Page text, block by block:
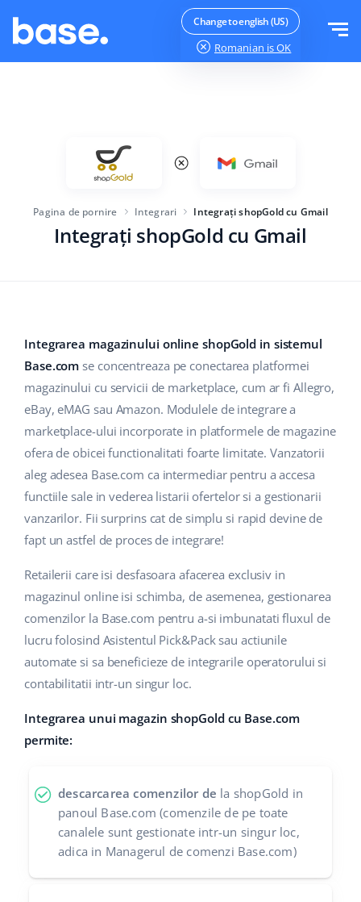
Change to english (US)
Romanian is OK
Manager comenzi
Manager Marketplace
Manager produs
Managementul transporturilor
Automatizarea fluxului de lucru
Base Connect
AI pentru comerțul electronic
Base Analytics
Mărimea companiei
Pentru startup-urile
Produse pentru copii
Electronică
Piese auto
Supermarket
Preturi
Suport
Blog
Servicii
Implementari de sistem
Auditul conturilor
Altele
Calculatorul de beneficii
english (GB)
english (IN)
čeština
deutsch
español (AR)
español (MX)
polski
português (BR)
română
中文
Logheaza-te
Pagina de pornire Integrari Integrați shopGold cu Gmail
Integrați shopGold cu Gmail
Integrarea magazinului online shopGold in sistemul
Base.com se concentreaza pe conectarea platformei
magazinului cu servicii de marketplace, cum ar fi Allegro,
eBay, eMAG sau Amazon. Modulele de integrare a
marketplace-ului incorporate in platformele de magazine
ofera de obicei functionalitati foarte limitate. Vanzatorii
aleg adesea Base.com ca intermediar pentru a accesa
functiile sale in vederea listarii ofertelor si a gestionarii
vanzarilor. Fii surprins cat de simplu si rapid devine de
fapt un astfel de proces de integrare!
Retailerii care isi desfasoara afacerea exclusiv in
magazinul online isi schimba, de asemenea, gestionarea
comenzilor la Base.com pentru a-si imbunatati fluxul de
lucru folosind Asistentul Pick&Pack sau actiunile
automate si sa beneficieze de integrarile operatorului si
contabilitatii intr-un singur loc.
Integrarea unui magazin shopGold cu Base.com
permite:
descarcarea comenzilor de la shopGold in
panoul Base.com (comenzile de pe toate
canalele sunt gestionate intr-un singur loc,
adica in Managerul de comenzi Base.com)